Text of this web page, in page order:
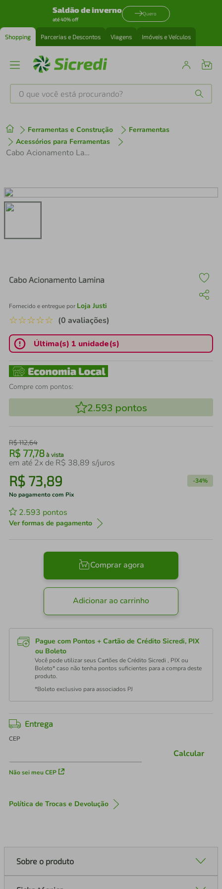
Saldão de inverno
até 40% off
Quero
Shopping Parcerias e Descontos Viagens Imóveis e Veículos
O que você está procurando?
Ferramentas e Construção
Ferramentas
Acessórios para Ferramentas
Cabo Acionamento Lamina
Cabo Acionamento Lamina
Fornecido e entregue por Loja Justi
☆☆☆☆☆ (0 avaliações)
Última(s) 1 unidade(s)
Compre com pontos:
2.593 pontos
R$112,64
R$ 77,78 à vista
em até 2x de R$ 38,89 s/juros
R$ 73,89 -34%
No pagamento com Pix
2.593 pontos
Ver formas de pagamento
Comprar agora
Adicionar ao carrinho
Pague com Pontos + Cartão de Crédito Sicredi, PIX
ou Boleto
Você pode utilizar seus Cartões de Crédito Sicredi , PIX ou
Boleto* caso não tenha pontos suficientes para a compra deste
produto.
*Boleto exclusivo para associados PJ
Entrega
CEP
Não sei meu CEP
Calcular
Política de Trocas e Devolução
Sobre o produto
1º tenis